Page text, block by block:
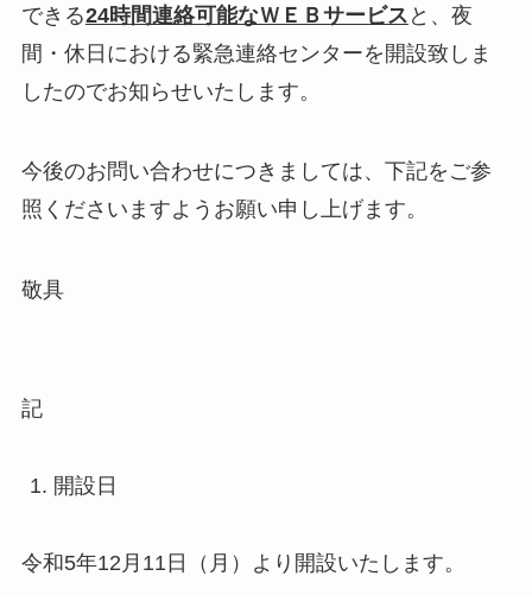
できる24時間連絡可能なＷＥＢサービス と、夜
間・休日における緊急連絡センターを開設致しま
したのでお知らせいたします。
今後のお問い合わせにつきましては、下記をご参
照くださいますようお願い申し上げます。
敬具
記
開設日
令和5年12月11日（月）より 開設いたします。